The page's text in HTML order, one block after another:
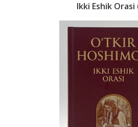
Ikki Eshik Orasi